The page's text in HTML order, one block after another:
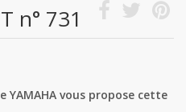
n° 731
YAMAHA vous propose cette